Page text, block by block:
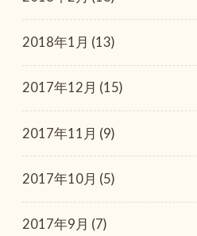
2018年1月 (13)
2017年12月 (15)
2017年11月 (9)
2017年10月 (5)
2017年9月 (7)